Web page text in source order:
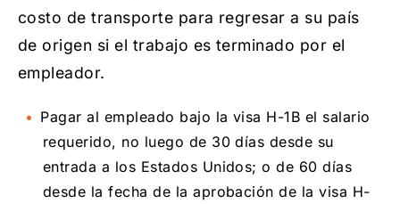
costo de transporte para regresar a su país
de origen si el trabajo es terminado por el
empleador.
Pagar al empleado bajo la visa H-1B el salario
requerido, no luego de 30 días desde su
entrada a los Estados Unidos; o de 60 días
desde la fecha de la aprobación de la visa H-